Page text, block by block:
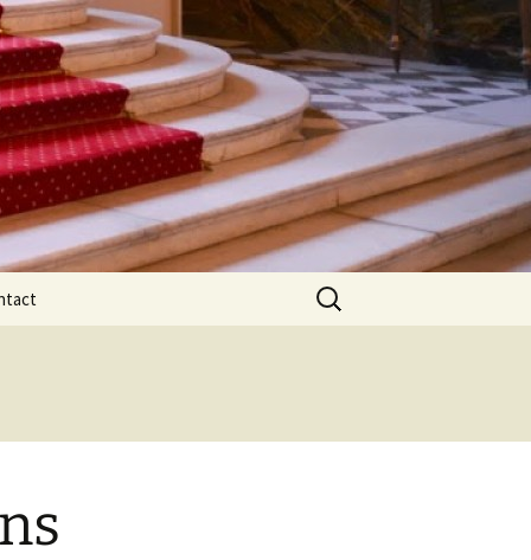
Rechercher :